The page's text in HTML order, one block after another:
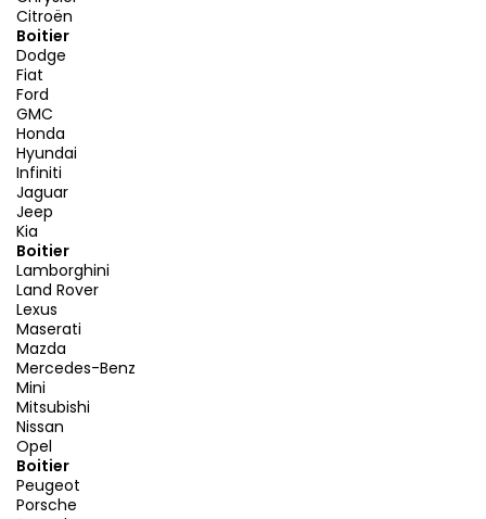
Citroën
Boitier
Dodge
Fiat
Ford
GMC
Honda
Hyundai
Infiniti
Jaguar
Jeep
Kia
Boitier
Lamborghini
Land Rover
Lexus
Maserati
Mazda
Mercedes-Benz
Mini
Mitsubishi
Nissan
Opel
Boitier
Peugeot
Porsche